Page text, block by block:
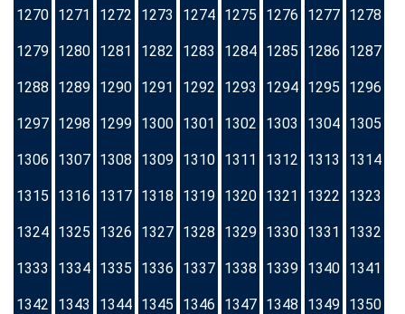
1270 1271 1272 1273 1274 1275 1276 1277 1278
1279 1280 1281 1282 1283 1284 1285 1286 1287
1288 1289 1290 1291 1292 1293 1294 1295 1296
1297 1298 1299 1300 1301 1302 1303 1304 1305
1306 1307 1308 1309 1310 1311 1312 1313 1314
1315 1316 1317 1318 1319 1320 1321 1322 1323
1324 1325 1326 1327 1328 1329 1330 1331 1332
1333 1334 1335 1336 1337 1338 1339 1340 1341
1342 1343 1344 1345 1346 1347 1348 1349 1350